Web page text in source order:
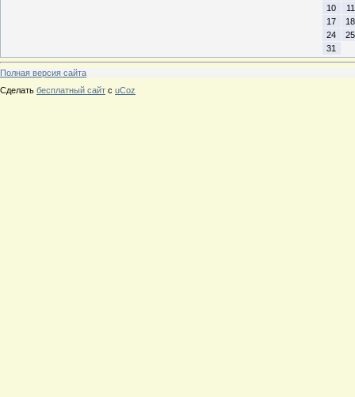
10
11
17
18
24
25
31
Полная версия сайта
Сделать бесплатный сайт с uCoz